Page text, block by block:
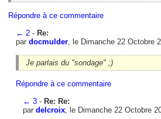
Répondre à ce commentaire
← 2- Re:
par docmulder, le Dimanche 22 Octobre
Je parlais du "sondage" ;)
Répondre à ce commentaire
← 3 - Re: Re:
pardelcroix, le Dimanche 22 Octobre